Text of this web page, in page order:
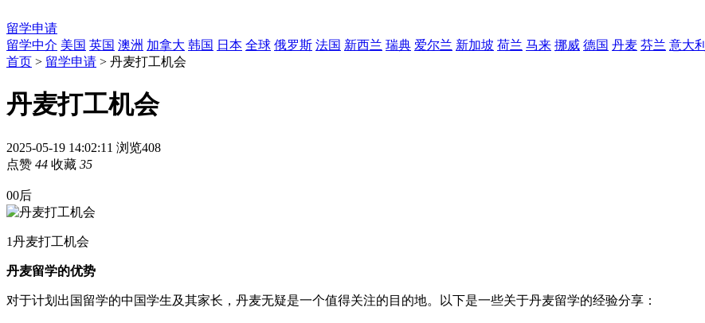
留学申请
留学中介 美国 英国 澳洲 加拿大 韩国 日本 全球 俄罗斯 法国 新西兰 瑞典 爱尔兰 新加坡 荷兰 马来 挪威 德国 丹麦 芬兰 意大利
首页 > 留学申请 > 丹麦打工机会
丹麦打工机会
2025-05-19 14:02:11 浏览408
点赞 44 收藏 35
00后
1丹麦打工机会
丹麦留学的优势
对于计划出国留学的中国学生及其家长，丹麦无疑是一个值得关注的目的地。以下是一些关于丹麦留学的经验分享：